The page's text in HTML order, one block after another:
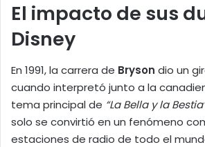
El impacto de sus
Disney
En 1991, la carrera de Bryson dio un
cuando interpretó junto a la
tema principal de “La Bella y la
solo se convirtió en un fenómeno
estaciones de radio de todo el